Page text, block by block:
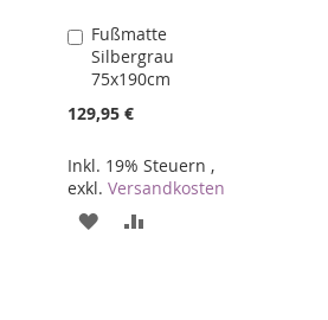
Fußmatte
Silbergrau
75x190cm
129,95 €
Inkl. 19% Steuern ,
exkl.Versandkosten
In
den
Warenkorb
ZUR